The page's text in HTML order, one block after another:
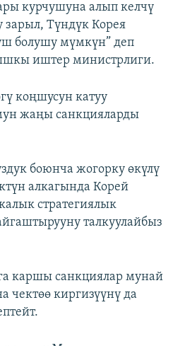
курчушуна алып келчү
зарыл, Түндүк Корея
болушу мүмкүн” деп
иштер министрлиги.
коңшусун катуу
жаңы санкцияларды
боюнча жогорку өкүлү
алкагында Корей
стратегиялык
талкуулайбыз
каршы санкциялар мунай
чектөө киргизүүнү да